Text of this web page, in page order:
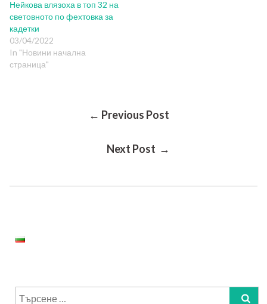
Нейкова влязоха в топ 32 на
световното по фехтовка за
кадетки
03/04/2022
In "Новини начална
страница"
← Previous Post
Next Post →
Търсене